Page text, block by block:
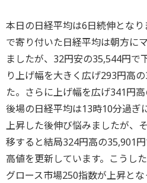
本日の日経平均は6日続伸とな
で寄り付いた日経平均は朝方に
ましたが、32円安の35,544円で
り上げ幅を大きく広げ293円高
た。さらに上げ幅を広げ341円
後場の日経平均は13時10分過ぎ
上昇した後伸び悩みましたが、
移すると結局324円高の35,901
高値を更新しています。こうし
グロース市場250指数が上昇とな